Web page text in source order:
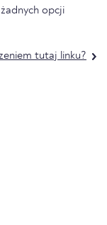
opcji
tutaj linku?